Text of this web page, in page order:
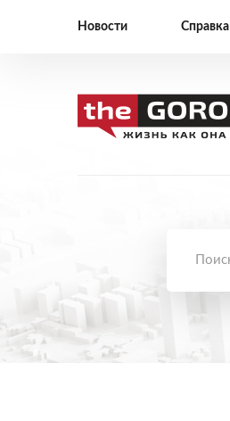
Новости Справка